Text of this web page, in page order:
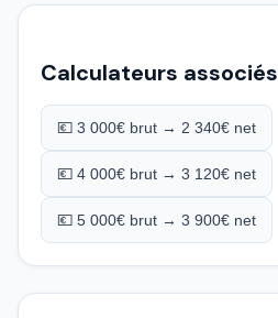
Calculateurs associés
💶 3 000€ brut → 2 340€ net
💶 4 000€ brut → 3 120€ net
💶 5 000€ brut → 3 900€ net